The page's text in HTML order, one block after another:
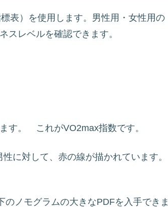
表）を使用します。男性用・女性用の
スレベルを確認できます。
す。 これがVO2max指数です。
に対して、赤の線が描かれています。
のノモグラムの大きなPDFを入手できま